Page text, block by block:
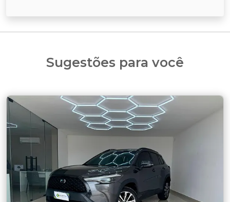
Sugestões para você